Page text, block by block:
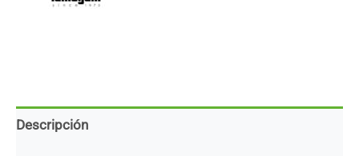
cantidad
Descripción